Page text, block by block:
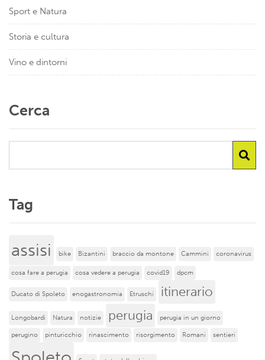
Sport e Natura
Storia e cultura
Vino e dintorni
Cerca
Tag
assisi bike Bizantini braccio da montone Cammini coronavirus
cosa fare a perugia cosa vedere a perugia covid19 dpcm
Ducato di Spoleto enogastronomia Etruschi itinerario
Longobardi Natura notizie perugia perugia in un giorno
perugino pinturicchio rinascimento risorgimento Romani sentieri